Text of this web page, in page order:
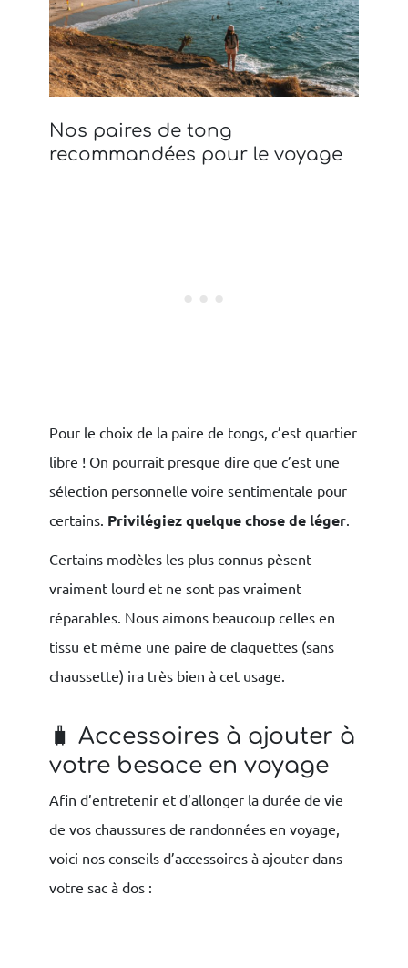
Nos paires de tong
recommandées pour le voyage
Pour le choix de la paire de tongs, c’est quartier
libre ! On pourrait presque dire que c’est une
sélection personnelle voire sentimentale pour
certains. Privilégiez quelque chose de léger.
Certains modèles les plus connus pèsent
vraiment lourd et ne sont pas vraiment
réparables. Nous aimons beaucoup celles en
tissu et même une paire de claquettes (sans
chaussette) ira très bien à cet usage.
🧳 Accessoires à ajouter à
votre besace en voyage
Afin d’entretenir et d’allonger la durée de vie
de vos chaussures de randonnées en voyage,
voici nos conseils d’accessoires à ajouter dans
votre sac à dos :